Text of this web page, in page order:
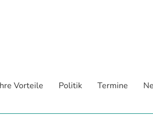
Vorteile Politik Termine